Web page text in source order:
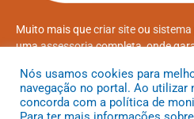
Muito mais quecriar siteou
umaassessoriacompleta, onde
atendidas.
Conheça oPNTPe oRadar da
Nós usamos cookies para
navegação no portal. Ao utilizar
concorda com a política de